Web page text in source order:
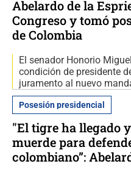
Abelardo de la
Congreso y tomó
de Colombia
El senador Honorio
condición de presidente
juramento al nuevo
Posesión presidencial
"El tigre ha llegado
muerde para
colombiano”: